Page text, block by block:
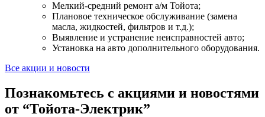
Мелкий-средний ремонт а/м Тойота;
Плановое техническое обслуживание (замена
масла, жидкостей, фильтров и т.д.);
Выявление и устранение неисправностей авто;
Установка на авто дополнительного оборудования.
Все акции и новости
Познакомьтесь с акциями и новостями
от “Тойота-Электрик”